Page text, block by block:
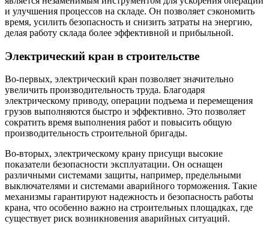
и улучшения процессов на складе. Он позволяет сэкономить
время, усилить безопасность и снизить затраты на энергию,
делая работу склада более эффективной и прибыльной.
Электрический кран в строительстве
Во-первых, электрический кран позволяет значительно
увеличить производительность труда. Благодаря
электрическому приводу, операции подъема и перемещения
грузов выполняются быстро и эффективно. Это позволяет
сократить время выполнения работ и повысить общую
производительность строительной бригады.
Во-вторых, электрическому крану присущи высокие
показатели безопасности эксплуатации. Он оснащен
различными системами защиты, например, предельными
выключателями и системами аварийного торможения. Такие
механизмы гарантируют надежность и безопасность работы
крана, что особенно важно на строительных площадках, где
существует риск возникновения аварийных ситуаций.